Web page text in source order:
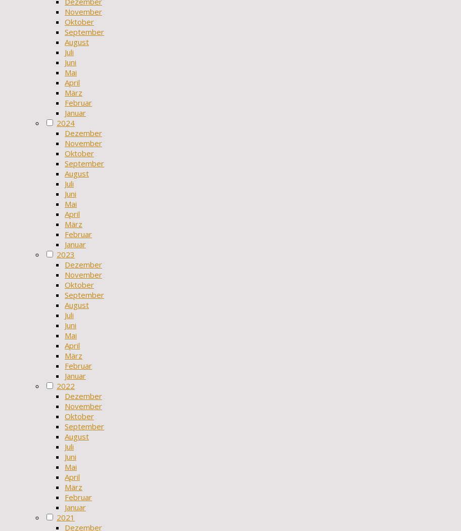
November
Oktober
September
August
Juli
Juni
Mai
April
März
Februar
Januar
2024
Dezember
November
Oktober
September
August
Juli
Juni
Mai
April
März
Februar
Januar
2023
Dezember
November
Oktober
September
August
Juli
Juni
Mai
April
März
Februar
Januar
2022
Dezember
November
Oktober
September
August
Juli
Juni
Mai
April
März
Februar
Januar
2021
Dezember